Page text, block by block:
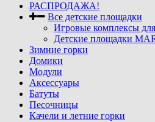
РАСПРОДАЖА!
Все детские площадки
Игровые комплексы
Детские площадки
Зимние горки
Домики
Модули
Аксессуары
Батуты
Песочницы
Качели и летние горки